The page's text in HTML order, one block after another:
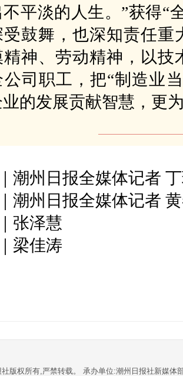
不平淡的人生。”获得“
受鼓舞，也深知责任重
精神、劳动精神，以技
公司职工，把“制造业
业的发展贡献智慧，更
潮州日报全媒体记者
潮州日报全媒体记者
张泽慧
梁佳涛
版权所有,严禁转载。 承办单位:潮州日报社新媒体